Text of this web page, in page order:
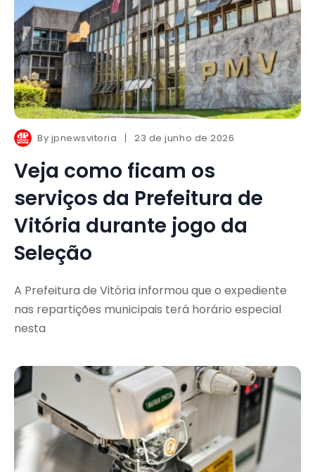
By jpnewsvitoria 23 de junho de 2026
Veja como ficam os
serviços da Prefeitura de
Vitória durante jogo da
Seleção
A Prefeitura de Vitória informou que o expediente
nas repartições municipais terá horário especial
nesta